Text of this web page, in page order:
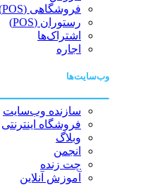
فروشگاهی (POS)
رستوران (POS)
اشتراک‌ها
اجاره
وب‌سایت‌ها
سازنده وب‌سایت
فروشگاه اینترنتی
وبلاگ
انجمن
چت زنده
آموزش آنلاین